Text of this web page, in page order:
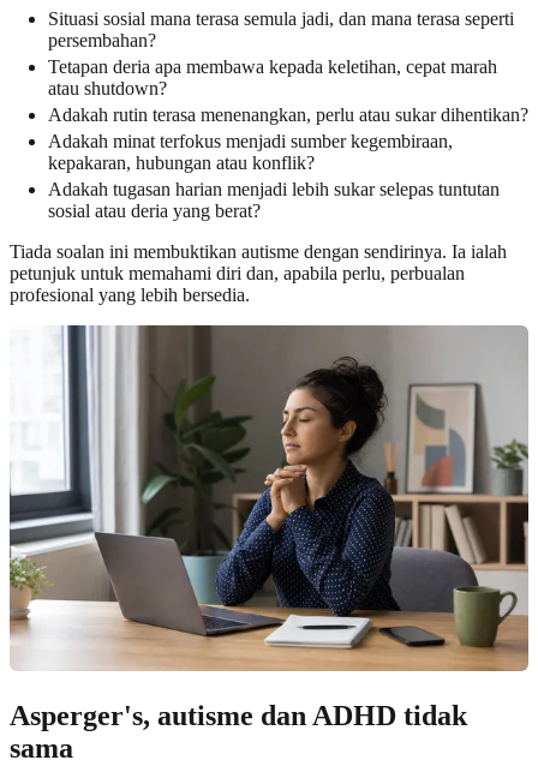
Situasi sosial mana terasa semula jadi, dan mana terasa seperti
persembahan?
Tetapan deria apa membawa kepada keletihan, cepat marah
atau shutdown?
Adakah rutin terasa menenangkan, perlu atau sukar dihentikan?
Adakah minat terfokus menjadi sumber kegembiraan,
kepakaran, hubungan atau konflik?
Adakah tugasan harian menjadi lebih sukar selepas tuntutan
sosial atau deria yang berat?
Tiada soalan ini membuktikan autisme dengan sendirinya. Ia ialah
petunjuk untuk memahami diri dan, apabila perlu, perbualan
profesional yang lebih bersedia.
Asperger's, autisme dan ADHD tidak
sama